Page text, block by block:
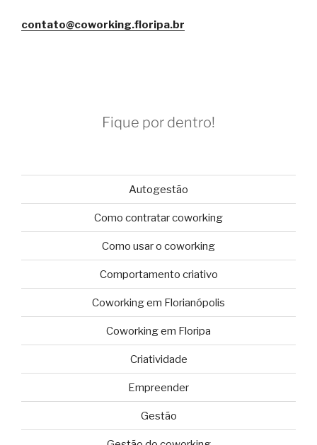
contato@coworking.floripa.br
Fique por dentro!
Autogestão
Como contratar coworking
Como usar o coworking
Comportamento criativo
Coworking em Florianópolis
Coworking em Floripa
Criatividade
Empreender
Gestão